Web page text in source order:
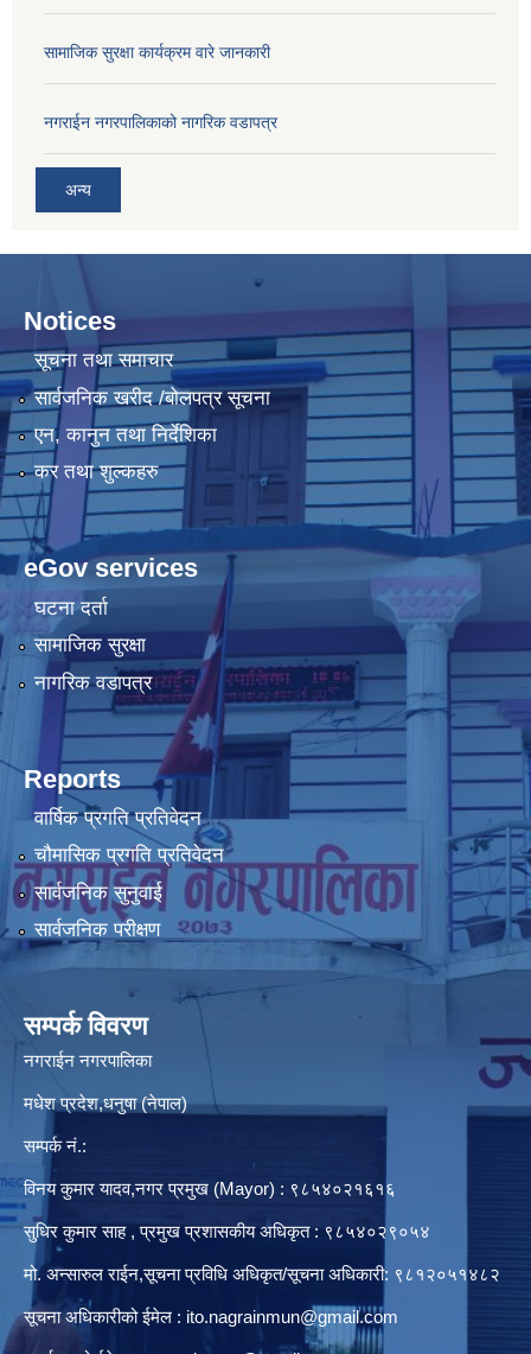
सामाजिक सुरक्षा कार्यक्रम वारे जानकारी
नगराईन नगरपालिकाको नागरिक वडापत्र
अन्य
Notices
सूचना तथा समाचार
सार्वजनिक खरीद /बोलपत्र सूचना
एन, कानुन तथा निर्देशिका
कर तथा शुल्कहरु
eGov services
घटना दर्ता
सामाजिक सुरक्षा
नागरिक वडापत्र
Reports
वार्षिक प्रगति प्रतिवेदन
चौमासिक प्रगति प्रतिवेदन
सार्वजनिक सुनुवाई
सार्वजनिक परीक्षण
सम्पर्क विवरण
नगराईन नगरपालिका
मधेश प्रदेश,धनुषा (नेपाल)
सम्पर्क नं.:
विनय कुमार यादव,नगर प्रमुख (Mayor) : ९८५४०२१६१६
सुधिर कुमार साह , प्रमुख प्रशासकीय अधिकृत : ९८५४०२९०५४
मो. अन्सारुल राईन,सूचना प्रविधि अधिकृत/सूचना अधिकारी: ९८१२०५१४८२
सूचना अधिकारीको ईमेल : ito.nagrainmun@gmail.com